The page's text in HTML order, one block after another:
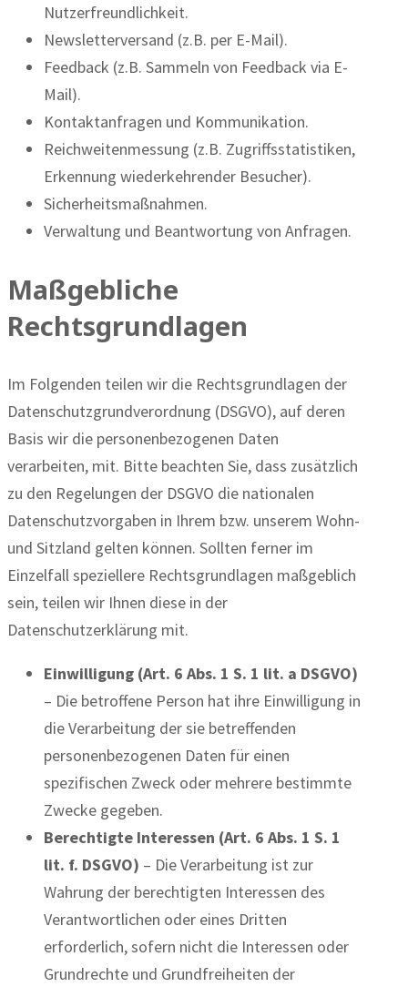
Nutzerfreundlichkeit.
Newsletterversand (z.B. per E-Mail).
Feedback (z.B. Sammeln von Feedback via E-
Mail).
Kontaktanfragen und Kommunikation.
Reichweitenmessung (z.B. Zugriffsstatistiken,
Erkennung wiederkehrender Besucher).
Sicherheitsmaßnahmen.
Verwaltung und Beantwortung von Anfragen.
Maßgebliche
Rechtsgrundlagen
Im Folgenden teilen wir die Rechtsgrundlagen der
Datenschutzgrundverordnung (DSGVO), auf deren
Basis wir die personenbezogenen Daten
verarbeiten, mit. Bitte beachten Sie, dass zusätzlich
zu den Regelungen der DSGVO die nationalen
Datenschutzvorgaben in Ihrem bzw. unserem Wohn-
und Sitzland gelten können. Sollten ferner im
Einzelfall speziellere Rechtsgrundlagen maßgeblich
sein, teilen wir Ihnen diese in der
Datenschutzerklärung mit.
Einwilligung (Art. 6 Abs. 1 S. 1 lit. a DSGVO)
– Die betroffene Person hat ihre Einwilligung in
die Verarbeitung der sie betreffenden
personenbezogenen Daten für einen
spezifischen Zweck oder mehrere bestimmte
Zwecke gegeben.
Berechtigte Interessen (Art. 6 Abs. 1 S. 1
lit. f. DSGVO) – Die Verarbeitung ist zur
Wahrung der berechtigten Interessen des
Verantwortlichen oder eines Dritten
erforderlich, sofern nicht die Interessen oder
Grundrechte und Grundfreiheiten der